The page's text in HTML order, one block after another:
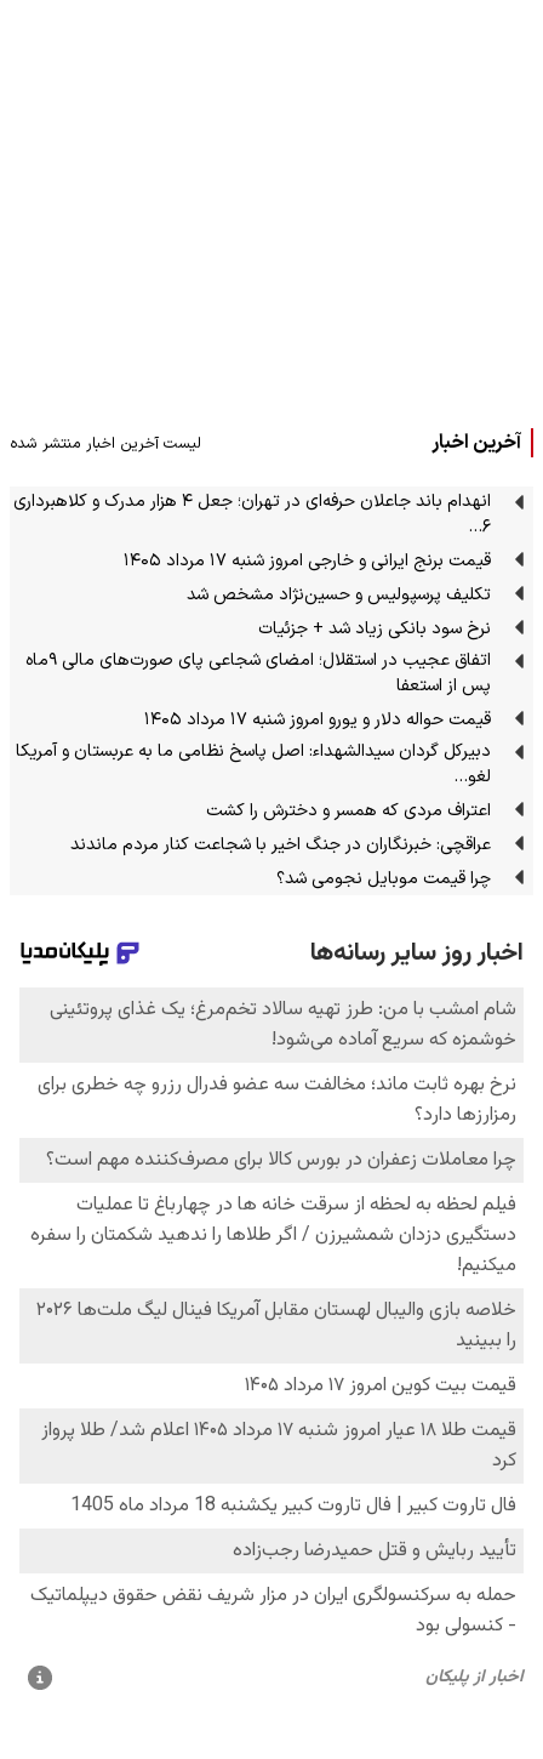
آخرین اخبار لیست آخرین اخبار منتشر شده
انهدام باند جاعلان حرفه‌ای در تهران؛ جعل ۴ هزار مدرک و کلاهبرداری
۶…
قیمت برنج ایرانی و خارجی امروز شنبه ۱۷ مرداد ۱۴۰۵
تکلیف پرسپولیس و حسین‌نژاد مشخص شد
نرخ سود بانکی زیاد شد +‌ جزئیات
اتفاق عجیب در استقلال؛ امضای شجاعی پای صورت‌های مالی ٩ماه
پس از استعفا
قیمت حواله دلار و یورو امروز شنبه ۱۷ مرداد ۱۴۰۵
دبیرکل گردان سیدالشهداء: اصل پاسخ نظامی ما به عربستان و آمریکا
لغو…
اعتراف مردی که همسر و دخترش را کشت
عراقچی: خبرنگاران در جنگ اخیر با شجاعت کنار مردم ماندند
چرا قیمت موبایل نجومی شد؟